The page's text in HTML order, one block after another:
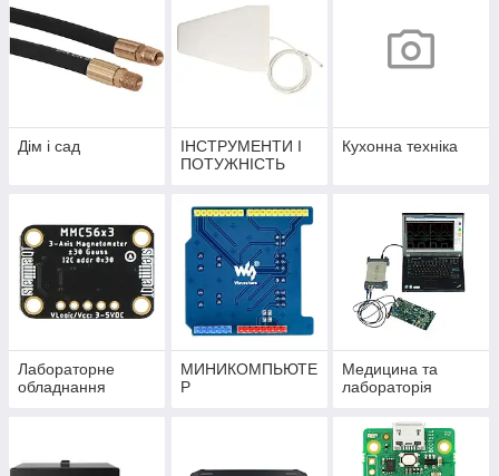
Дім і сад
ІНСТРУМЕНТИ І
ПОТУЖНІСТЬ
Кухонна техніка
Лабораторне
обладнання
МИНИКОМПЬЮТЕ
Р
Медицина та
лабораторія